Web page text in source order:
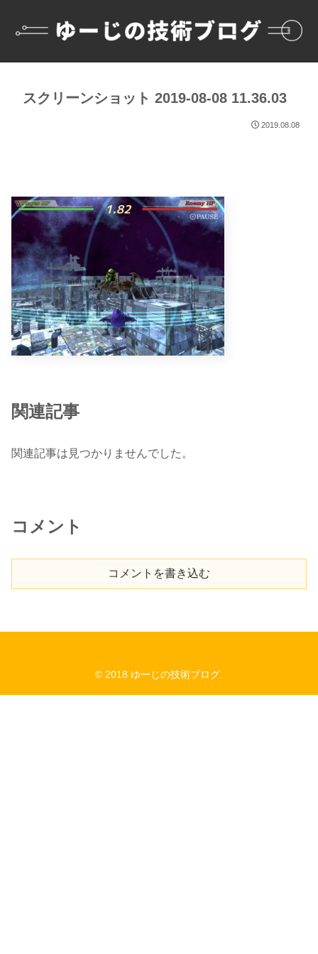
スクリーンショット 2019-08-08 11.36.03
2019.08.08
関連記事
関連記事は見つかりませんでした。
コメント
コメントを書き込む
© 2018 ゆーじの技術ブログ.